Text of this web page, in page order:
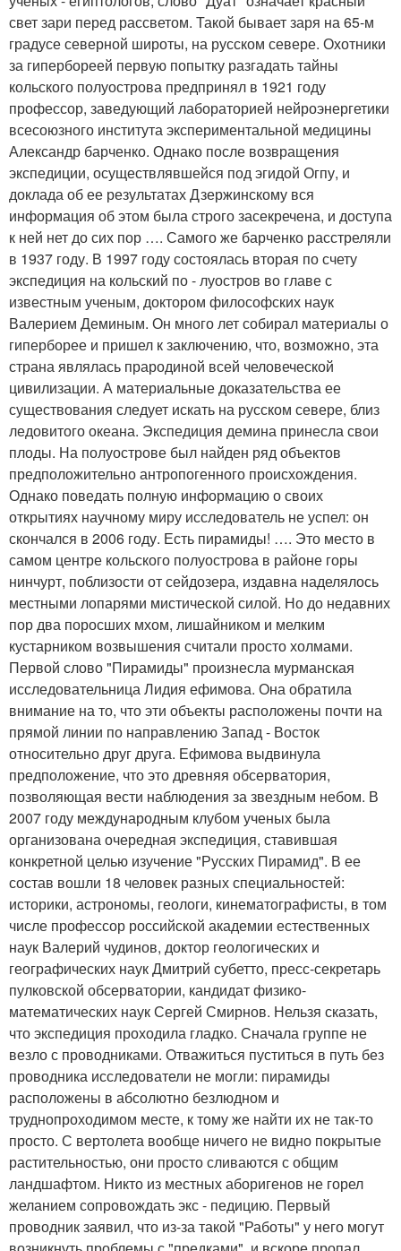
свет зари перед рассветом. Такой бывает заря на 65-м
градусе северной широты, на русском севере. Охотники
за гипербореей первую попытку разгадать тайны
кольского полуострова предпринял в 1921 году
профессор, заведующий лабораторией нейроэнергетики
всесоюзного института экспериментальной медицины
Александр барченко. Однако после возвращения
экспедиции, осуществлявшейся под эгидой Огпу, и
доклада об ее результатах Дзержинскому вся
информация об этом была строго засекречена, и доступа
к ней нет до сих пор …. Самого же барченко расстреляли
в 1937 году. В 1997 году состоялась вторая по счету
экспедиция на кольский по - луостров во главе с
известным ученым, доктором философских наук
Валерием Деминым. Он много лет собирал материалы о
гиперборее и пришел к заключению, что, возможно, эта
страна являлась прародиной всей человеческой
цивилизации. А материальные доказательства ее
существования следует искать на русском севере, близ
ледовитого океана. Экспедиция демина принесла свои
плоды. На полуострове был найден ряд объектов
предположительно антропогенного происхождения.
Однако поведать полную информацию о своих
открытиях научному миру исследователь не успел: он
скончался в 2006 году. Есть пирамиды! …. Это место в
самом центре кольского полуострова в районе горы
нинчурт, поблизости от сейдозера, издавна наделялось
местными лопарями мистической силой. Но до недавних
пор два поросших мхом, лишайником и мелким
кустарником возвышения считали просто холмами.
Первой слово "Пирамиды" произнесла мурманская
исследовательница Лидия ефимова. Она обратила
внимание на то, что эти объекты расположены почти на
прямой линии по направлению Запад - Восток
относительно друг друга. Ефимова выдвинула
предположение, что это древняя обсерватория,
позволяющая вести наблюдения за звездным небом. В
2007 году международным клубом ученых была
организована очередная экспедиция, ставившая
конкретной целью изучение "Русских Пирамид". В ее
состав вошли 18 человек разных специальностей:
историки, астрономы, геологи, кинематографисты, в том
числе профессор российской академии естественных
наук Валерий чудинов, доктор геологических и
географических наук Дмитрий субетто, пресс-секретарь
пулковской обсерватории, кандидат физико-
математических наук Сергей Смирнов. Нельзя сказать,
что экспедиция проходила гладко. Сначала группе не
везло с проводниками. Отважиться пуститься в путь без
проводника исследователи не могли: пирамиды
расположены в абсолютно безлюдном и
труднопроходимом месте, к тому же найти их не так-то
просто. С вертолета вообще ничего не видно покрытые
растительностью, они просто сливаются с общим
ландшафтом. Никто из местных аборигенов не горел
желанием сопровождать экс - педицию. Первый
проводник заявил, что из-за такой "Работы" у него могут